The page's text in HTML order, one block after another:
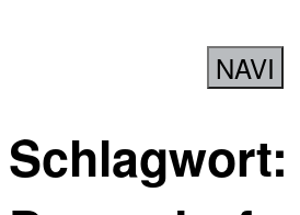
NAVI
Schlagwort: